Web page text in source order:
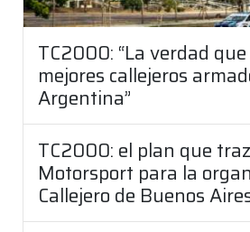
TC2000: “La verdad
mejores callejeros
Argentina”
TC2000: el plan que
Motorsport para la
Callejero de Buenos